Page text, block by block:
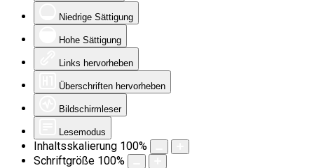
Niedrige Sättigung
Hohe Sättigung
Links hervorheben
Überschriften hervorheben
Bildschirmleser
Lesemodus
Inhaltsskalierung 100%
Schriftgröße 100%